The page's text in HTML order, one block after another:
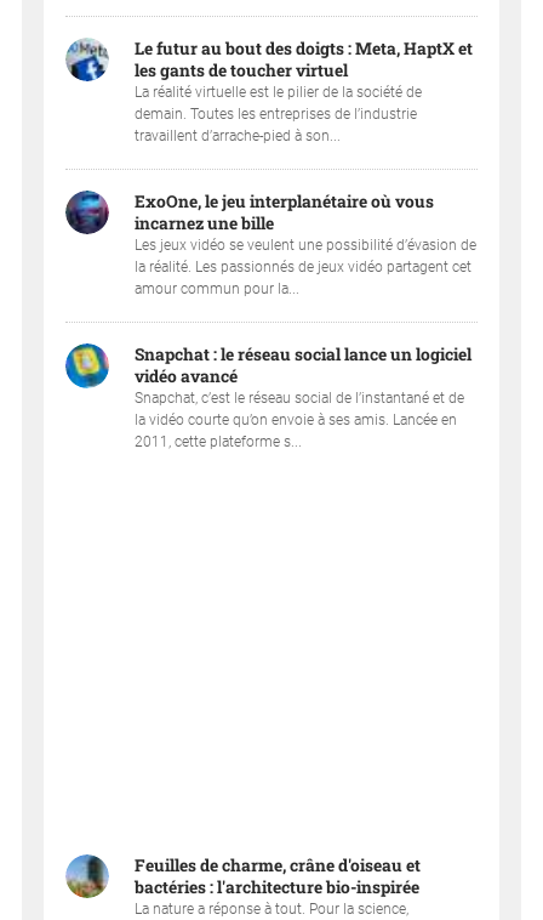
Le futur au bout des doigts : Meta, HaptX et
les gants de toucher virtuel
La réalité virtuelle est le pilier de la société de
demain. Toutes les entreprises de l’industrie
travaillent d’arrache-pied à son...
ExoOne, le jeu interplanétaire où vous
incarnez une bille
Les jeux vidéo se veulent une possibilité d’évasion de
la réalité. Les passionnés de jeux vidéo partagent cet
amour commun pour la...
Snapchat : le réseau social lance un logiciel
vidéo avancé
Snapchat, c’est le réseau social de l’instantané et de
la vidéo courte qu’on envoie à ses amis. Lancée en
2011, cette plateforme s...
Feuilles de charme, crâne d'oiseau et
bactéries : l'architecture bio-inspirée
La nature a réponse à tout. Pour la science,